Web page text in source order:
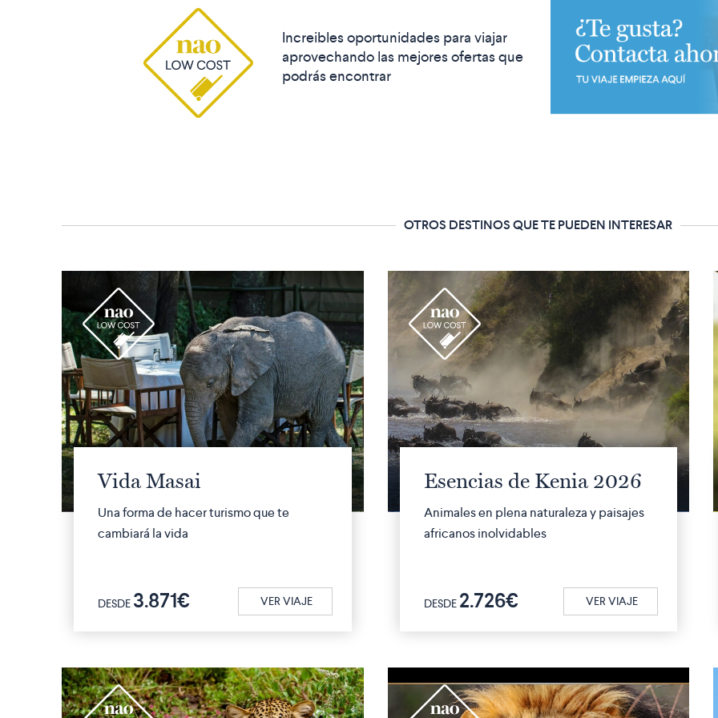
Increibles oportunidades para viajar
aprovechando las mejores ofertas que
podrás encontrar
OTROS DESTINOS QUE TE PUEDEN INTERESAR
r
Vida Masai
Una forma de hacer turismo que te
cambiará la vida
DESDE 3.871€ VER VIAJE
r
Esencias de Kenia 2026
Animales en plena naturaleza y paisajes
africanos inolvidables
DESDE 2.726€ VER VIAJE